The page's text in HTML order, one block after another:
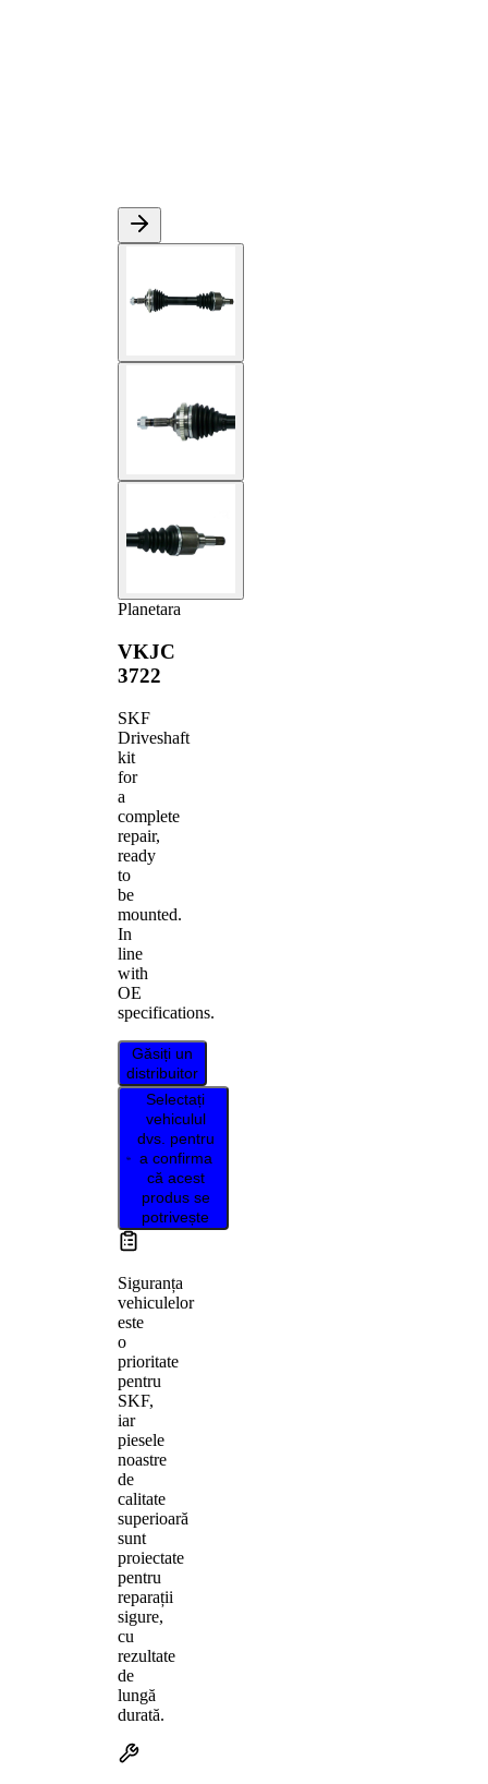
Planetara
VKJC
3722
SKF
Driveshaft
kit
for
a
complete
repair,
ready
to
be
mounted.
In
line
with
OE
specifications.
Găsiți un
distribuitor
Selectați
vehiculul
dvs. pentru
a confirma
că acest
produs se
potrivește
Siguranța
vehiculelor
este
o
prioritate
pentru
SKF,
iar
piesele
noastre
de
calitate
superioară
sunt
proiectate
pentru
reparații
sigure,
cu
rezultate
de
lungă
durată.